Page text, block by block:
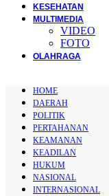
KESEHATAN
MULTIMEDIA
VIDEO
FOTO
OLAHRAGA
HOME
DAERAH
POLITIK
PERTAHANAN
KEAMANAN
KEADILAN
HUKUM
NASIONAL
INTERNASIONAL